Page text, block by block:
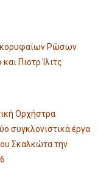
κορυφαίων Ρώσων
Πιοτρ Ίλιτς
Ορχήστρα
συγκλονιστικά έργα
Σκαλκώτα την